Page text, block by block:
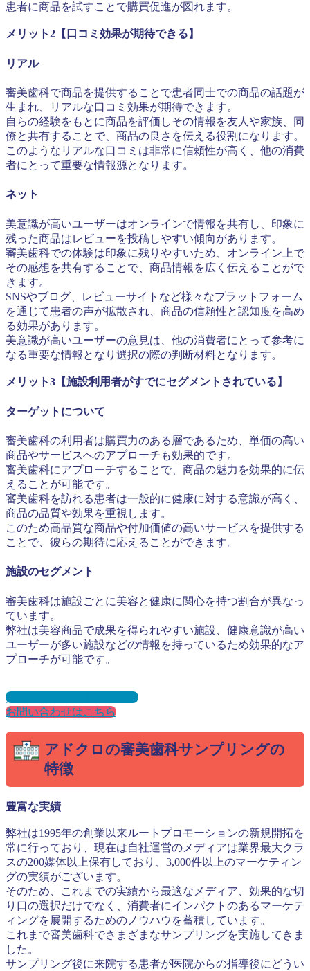
患者に商品を試すことで購買促進が図れます。
メリット2【口コミ効果が期待できる】
リアル
審美歯科で商品を提供することで患者同士での商品の話題が
生まれ、リアルな口コミ効果が期待できます。
自らの経験をもとに商品を評価しその情報を友人や家族、同
僚と共有することで、商品の良さを伝える役割になります。
このようなリアルな口コミは非常に信頼性が高く、他の消費
者にとって重要な情報源となります。
ネット
美意識が高いユーザーはオンラインで情報を共有し、印象に
残った商品はレビューを投稿しやすい傾向があります。
審美歯科での体験は印象に残りやすいため、オンライン上で
その感想を共有することで、商品情報を広く伝えることがで
きます。
SNSやブログ、レビューサイトなど様々なプラットフォーム
を通じて患者の声が拡散され、商品の信頼性と認知度を高め
る効果があります。
美意識が高いユーザーの意見は、他の消費者にとって参考に
なる重要な情報となり選択の際の判断材料となります。
メリット3【施設利用者がすでにセグメントされている】
ターゲットについて
審美歯科の利用者は購買力のある層であるため、単価の高い
商品やサービスへのアプローチも効果的です。
審美歯科にアプローチすることで、商品の魅力を効果的に伝
えることが可能です。
審美歯科を訪れる患者は一般的に健康に対する意識が高く、
商品の品質や効果を重視します。
このため高品質な商品や付加価値の高いサービスを提供する
ことで、彼らの期待に応えることができます。
施設のセグメント
審美歯科は施設ごとに美容と健康に関心を持つ割合が異なっ
ています。
弊社は美容商品で成果を得られやすい施設、健康意識が高い
ユーザーが多い施設などの情報を持っているため効果的なア
プローチが可能です。
資料ダウンロードはこちら
お問い合わせはこちら
アドクロの審美歯科サンプリングの
特徴
豊富な実績
弊社は1995年の創業以来ルートプロモーションの新規開拓を
常に行っており、現在は自社運営のメディアは業界最大クラ
スの200媒体以上保有しており、3,000件以上のマーケティン
グの実績がございます。
そのため、これまでの実績から最適なメディア、効果的な切
り口の選択だけでなく、消費者にインパクトのあるマーケテ
ィングを展開するためのノウハウを蓄積しています。
これまで審美歯科でさまざまなサンプリングを実施してきま
した。
サンプリング後に来院する患者が医院からの指導後にどうい